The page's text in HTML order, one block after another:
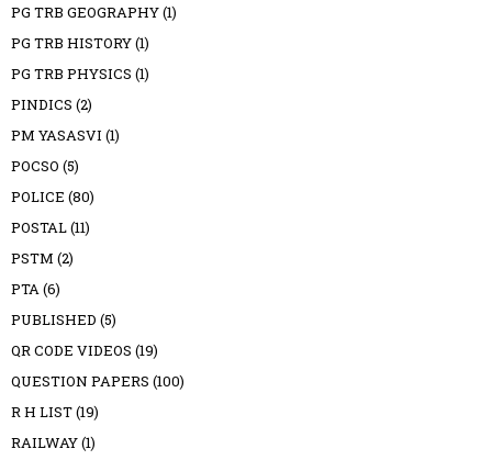
PG TRB GEOGRAPHY(1)
PG TRB HISTORY(1)
PG TRB PHYSICS (1)
PINDICS (2)
PM YASASVI (1)
POCSO (5)
POLICE (80)
POSTAL(11)
PSTM (2)
PTA(6)
PUBLISHED (5)
QR CODE VIDEOS (19)
QUESTION PAPERS (100)
R H LIST(19)
RAILWAY(1)